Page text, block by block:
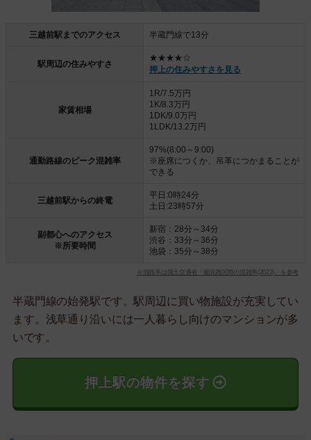
三越前駅までのアクセス 半蔵門線で13分
駅周辺の住みやすさ
★★★★☆
押上の住みやすさを見る
家賃相場
1R/7.5万円
1K/8.3万円
1DK/9.0万円
1LDK/13.2万円
通勤路線のピーク混雑率
97%(8:00～9:00)
※座席につくか、吊革につかまることが
できる
三越前駅からの終電
平日:0時24分
土日:23時57分
副都心へのアクセス
※所要時間
新宿：28分～34分
渋谷：33分～36分
池袋：35分～38分
※混雑率は国土交通省「最混雑区間の混雑率(2022)」を参考
半蔵門線の始発駅です。駅周辺に買い物施設が充実してい
ます。浅草通り沿いには一人暮らし向けのマンションが多
いです。
押上駅の物件を探す